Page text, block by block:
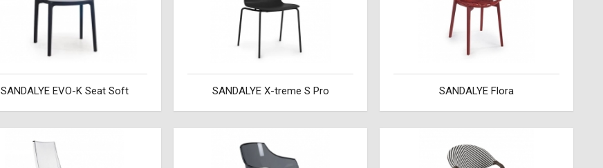
SANDALYE EVO-K Seat Soft SANDALYE X-treme S Pro SANDALYE Flora